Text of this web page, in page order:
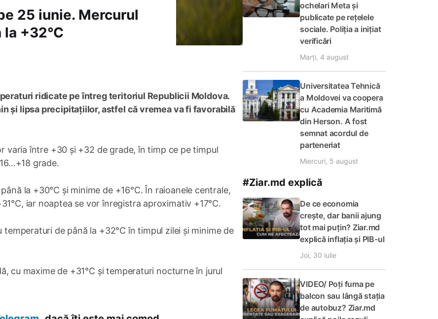
25 iunie. Mercurul
+32°C
ridicate pe întreg teritoriul Republicii Moldova.
și lipsa precipitațiilor, astfel că vremea va fi favorabilă
varia între +30 și +32 de grade, în timp ce pe timpul
grade.
la +30°C și minime de +16°C. În raioanele centrale,
iar noaptea se vor înregistra aproximativ +17°C.
de până la +32°C în timpul zilei și minime de
cu maxime de +31°C și temperaturi nocturne în jurul
ochelari Meta și
publicate pe rețelele
sociale. Poliția a inițiat
verificări
Marți, 4 august
Universitatea Tehnică
a Moldovei va coopera
cu Academia Maritimă
din Herson. A fost
semnat acordul de
parteneriat
Miercuri, 5 august
#Ziar.md explică
De ce economia
crește, dar banii ajung
tot mai puțin? Ziar.md
explică inflația și PIB-ul
Joi, 30 iulie
VIDEO/ Poți fuma pe
balcon sau lângă stația
de autobuz? Ziar.md